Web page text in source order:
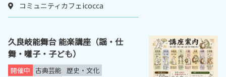
コミュニティカフェicocca
久良岐能舞台 能楽講座（謡・仕
舞・囃子・子ども）
開催中 古典芸能 歴史・文化